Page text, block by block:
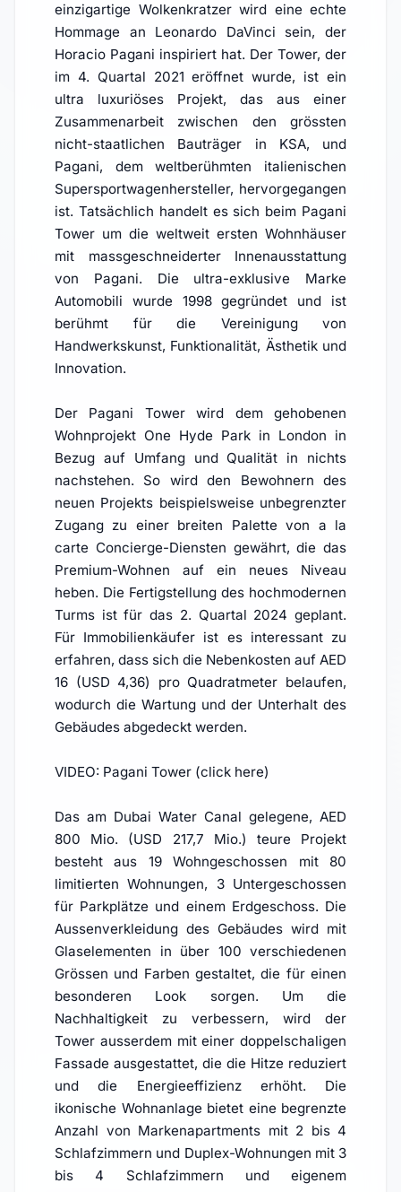
einzigartige Wolkenkratzer wird eine echte
Hommage an Leonardo DaVinci sein, der
Horacio Pagani inspiriert hat. Der Tower, der
im 4. Quartal 2021 eröffnet wurde, ist ein
ultra luxuriöses Projekt, das aus einer
Zusammenarbeit zwischen den grössten
nicht-staatlichen Bauträger in KSA, und
Pagani, dem weltberühmten italienischen
Supersportwagenhersteller, hervorgegangen
ist. Tatsächlich handelt es sich beim Pagani
Tower um die weltweit ersten Wohnhäuser
mit massgeschneiderter Innenausstattung
von Pagani. Die ultra-exklusive Marke
Automobili wurde 1998 gegründet und ist
berühmt für die Vereinigung von
Handwerkskunst, Funktionalität, Ästhetik und
Innovation.
Der Pagani Tower wird dem gehobenen
Wohnprojekt One Hyde Park in London in
Bezug auf Umfang und Qualität in nichts
nachstehen. So wird den Bewohnern des
neuen Projekts beispielsweise unbegrenzter
Zugang zu einer breiten Palette von a la
carte Concierge-Diensten gewährt, die das
Premium-Wohnen auf ein neues Niveau
heben. Die Fertigstellung des hochmodernen
Turms ist für das 2. Quartal 2024 geplant.
Für Immobilienkäufer ist es interessant zu
erfahren, dass sich die Nebenkosten auf AED
16 (USD 4,36) pro Quadratmeter belaufen,
wodurch die Wartung und der Unterhalt des
Gebäudes abgedeckt werden.
VIDEO: Pagani Tower (click here)
Das am Dubai Water Canal gelegene, AED
800 Mio. (USD 217,7 Mio.) teure Projekt
besteht aus 19 Wohngeschossen mit 80
limitierten Wohnungen, 3 Untergeschossen
für Parkplätze und einem Erdgeschoss. Die
Aussenverkleidung des Gebäudes wird mit
Glaselementen in über 100 verschiedenen
Grössen und Farben gestaltet, die für einen
besonderen Look sorgen. Um die
Nachhaltigkeit zu verbessern, wird der
Tower ausserdem mit einer doppelschaligen
Fassade ausgestattet, die die Hitze reduziert
und die Energieeffizienz erhöht. Die
ikonische Wohnanlage bietet eine begrenzte
Anzahl von Markenapartments mit 2 bis 4
Schlafzimmern und Duplex-Wohnungen mit 3
bis 4 Schlafzimmern und eigenem